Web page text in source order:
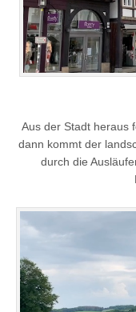
Aus der Stadt heraus
dann kommt der
durch die